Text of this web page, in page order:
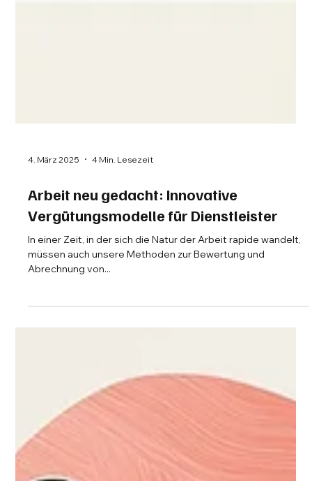
4. März 2025 4 Min. Lesezeit
Arbeit neu gedacht: Innovative
Vergütungsmodelle für Dienstleister
müssen auch unsere Methoden zur Bewertung und